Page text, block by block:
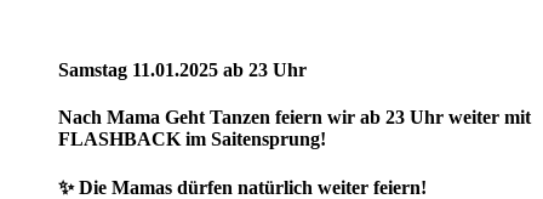
Samstag 11.01.2025 ab 23 Uhr
Nach Mama Geht Tanzen feiern wir ab 23 Uhr weiter mit
FLASHBACK im Saitensprung!
✨ Die Mamas dürfen natürlich weiter feiern!